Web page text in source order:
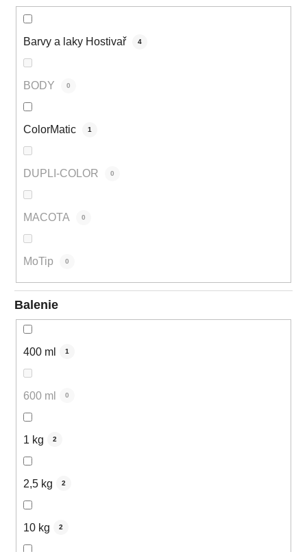
Barvy a laky Hostivař 4
BODY 0
ColorMatic 1
DUPLI-COLOR 0
MACOTA 0
MoTip 0
Balenie
400 ml 1
600 ml 0
1 kg 2
2,5 kg 2
10 kg 2